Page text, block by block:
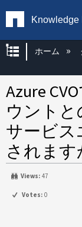
Knowledge
グロー
ホーム
Azure
ウント
サービス
されます
Views: 47
Votes: 0